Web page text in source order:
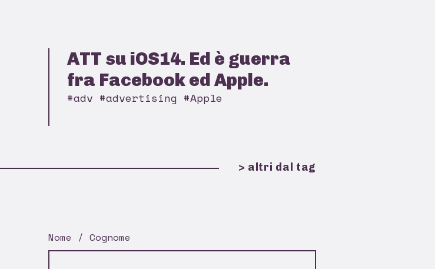
ATT su iOS14. Ed è guerra
fra Facebook ed Apple.
#adv #advertising #Apple
> altri dal tag
Nome / Cognome